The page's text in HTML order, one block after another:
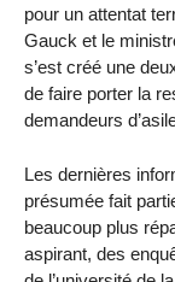
pour un attentat
Gauck et le
s’est créé une
de faire porter la
demandeurs
Les dernières
présumée fait
beaucoup plus
aspirant, des